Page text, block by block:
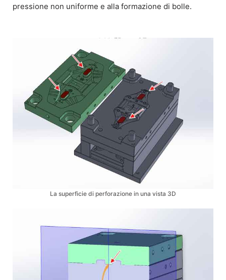
pressione non uniforme e alla formazione di bolle.
La superficie di perforazione in una vista 3D